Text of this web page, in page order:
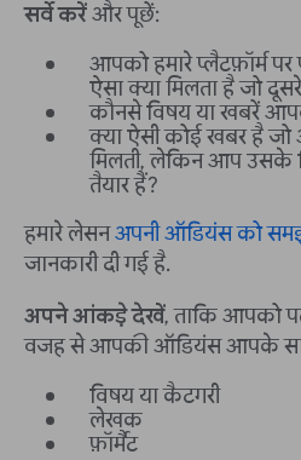
सर्वे करेंऔर पूछें:
आपको हमारे प्लैटफ़ॉर्म पर
ऐसा क्या मिलता है जो
कौनसे विषय या खबरें
क्या ऐसी कोई खबर है
मिलती, लेकिन आप उसके
तैयार हैं?
हमारे लेसनअपनी ऑडियंस को
जानकारी दी गई है.
अपने आंकड़े देखें, ताकि आपको
वजह से आपकी ऑडियंस आपके साथ
विषय या कैटगरी
लेखक
फ़ॉर्मैट